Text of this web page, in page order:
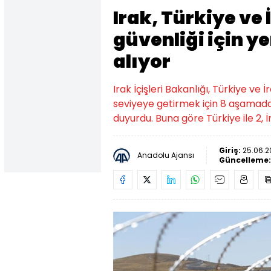
Irak, Türkiye ve
güvenliği için
alıyor
Irak İçişleri Bakanlığı, Türkiye ve
seviyeye getirmek için 8
duyurdu. Buna göre Türkiye ile
Anadolu Ajansı Giriş: